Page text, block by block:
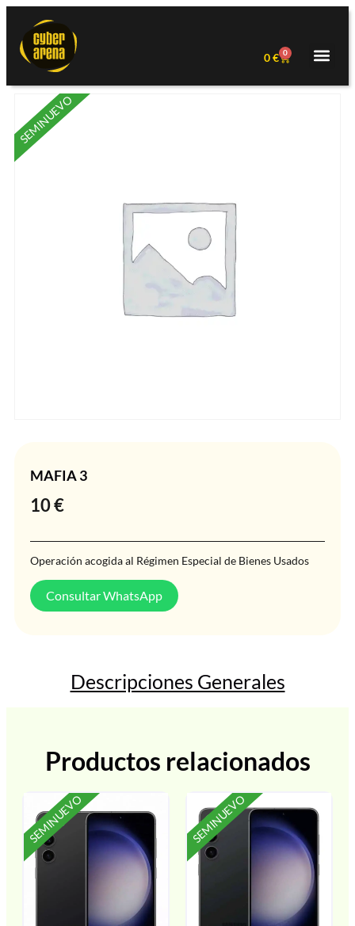
0€ 0
SEMINUEVO
MAFIA 3
10€
Operación acogida al Régimen Especial de Bienes Usados
Consultar WhatsApp
Descripciones Generales
Productos relacionados
SEMINUEVO SEMINUEVO